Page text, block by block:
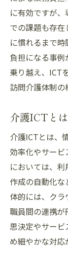
に有効ですが
での課題も存
に慣れるまで
負担になる事
乗り越え、ICT
訪問介護体制の
介護ICTと
介護ICTとは、
効率化やサー
においては、
作成の自動化な
体的には、クラ
職員間の連携が
思決定やサー
め細やかな対応